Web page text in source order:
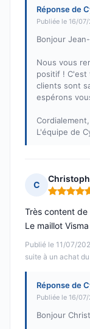
Réponse de
Publiée le 16/
Bonjour
Nous vous
positif ! C'est
clients sont
espérons
Cordialement,
L'équipe de
C
Note : 5
Publié le 11/07/
suite à un achat
Très content
Le maillot
Réponse de
Publiée le 16/
Bonjour